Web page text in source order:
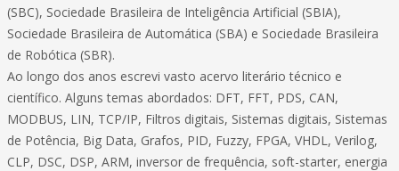
(SBC), Sociedade Brasileira de Inteligência Artificial (SBIA),
Sociedade Brasileira de Automática (SBA) e Sociedade Brasileira
de Robótica (SBR).
Ao longo dos anos escrevi vasto acervo literário técnico e
científico. Alguns temas abordados: DFT, FFT, PDS, CAN,
MODBUS, LIN, TCP/IP, Filtros digitais, Sistemas digitais, Sistemas
de Potência, Big Data, Grafos, PID, Fuzzy, FPGA, VHDL, Verilog,
CLP, DSC, DSP, ARM, inversor de frequência, soft-starter, energia